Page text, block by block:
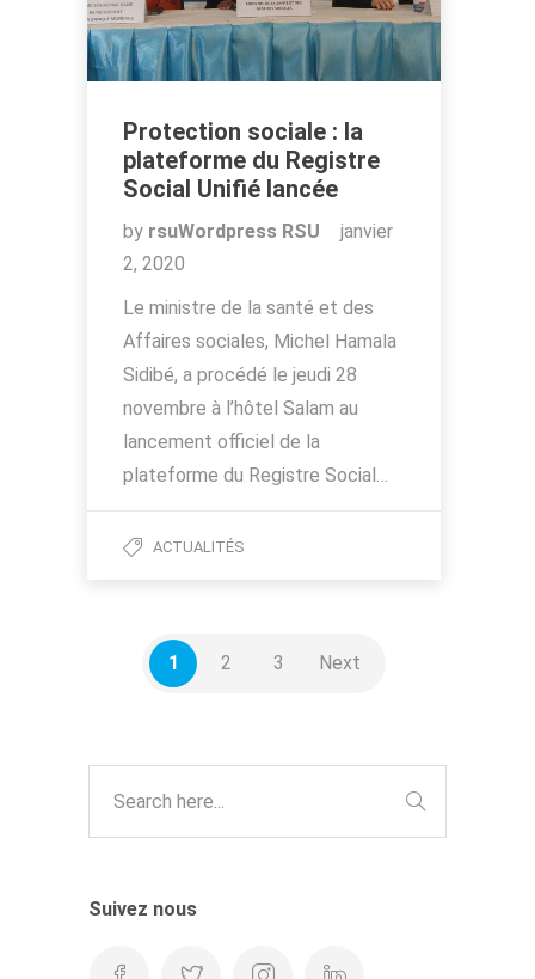
Protection sociale : la
plateforme du Registre
Social Unifié lancée
by rsuWordpress RSU
janvier
2, 2020
Le ministre de la santé et des
Affaires sociales, Michel Hamala
Sidibé, a procédé le jeudi 28
novembre à l’hôtel Salam au
lancement officiel de la
plateforme du Registre Social…
ACTUALITÉS
1 2 3 Next
Suivez nous